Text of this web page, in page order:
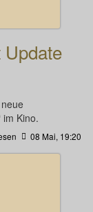
im Kino.
08 Mai, 19:20